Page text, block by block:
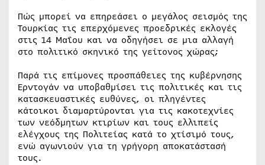
Πώς μπορεί να επηρεάσει ο μεγάλος σεισμός της
Τουρκίας τις επερχόμενες προεδρικές εκλογές
στις 14 Μαΐου και να οδηγήσει σε μια αλλαγή
στο πολιτικό σκηνικό της γείτονος χώρας;
Παρά τις επίμονες προσπάθειες της κυβέρνησης
Ερντογάν να υποβαθμίσει τις πολιτικές και τις
κατασκευαστικές ευθύνες, οι πληγέντες
κάτοικοι διαμαρτύρονται για τις κακοτεχνίες
των νεόδμητων κτιρίων και τους ελλιπείς
ελέγχους της Πολιτείας κατά το χτίσιμό τους,
ενώ αγωνιούν για τη γρήγορη αποκατάστασή
τους.